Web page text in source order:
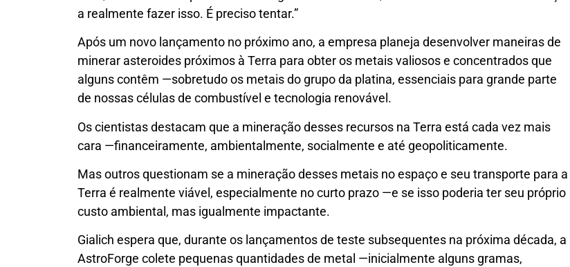
a realmente fazer isso. É preciso tentar.”
Após um novo lançamento no próximo ano, a empresa planeja desenvolver maneiras de
minerar asteroides próximos à Terra para obter os metais valiosos e concentrados que
alguns contêm —sobretudo os metais do grupo da platina, essenciais para grande parte
de nossas células de combustível e tecnologia renovável.
Os cientistas destacam que a mineração desses recursos na Terra está cada vez mais
cara —financeiramente, ambientalmente, socialmente e até geopoliticamente.
Mas outros questionam se a mineração desses metais no espaço e seu transporte para a
Terra é realmente viável, especialmente no curto prazo —e se isso poderia ter seu próprio
custo ambiental, mas igualmente impactante.
Gialich espera que, durante os lançamentos de teste subsequentes na próxima década, a
AstroForge colete pequenas quantidades de metal —inicialmente alguns gramas,